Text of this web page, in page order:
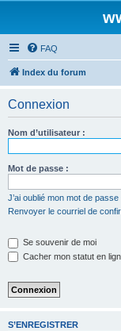
FAQ
Index du forum
Connexion
Nom d’utilisateur :
Mot de passe :
J’ai oublié mon mot de passe
Renvoyer le courriel de
Se souvenir de moi
Cacher mon statut en
S’ENREGISTRER